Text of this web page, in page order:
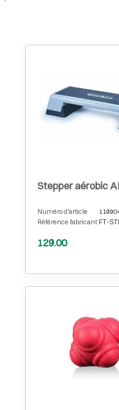
Stepper aérobic
Numéro d'article
Référence fabricant FT-
129.00